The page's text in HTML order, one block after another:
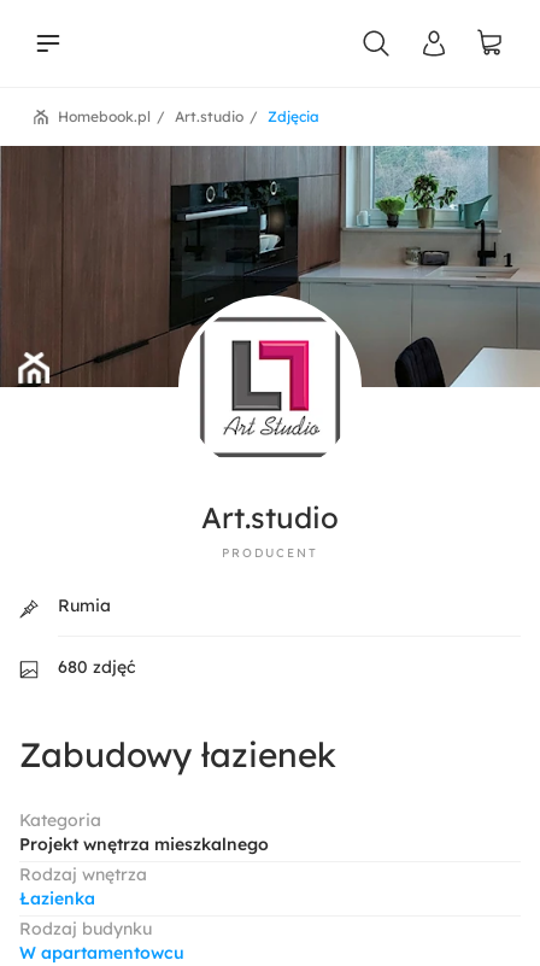
Zdjęcia
Art.studio
Homebook.pl
Art.studio
PRODUCENT
Rumia
680 zdjęć
Zabudowy łazienek
Kategoria
Projekt wnętrza mieszkalnego
Rodzaj wnętrza
Łazienka
Rodzaj budynku
W apartamentowcu